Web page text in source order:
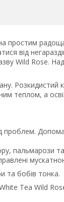
простим
від
Wild Rose.
теплом, а
проблем.
пальмарози
та бобів тонка.
Tea Wild